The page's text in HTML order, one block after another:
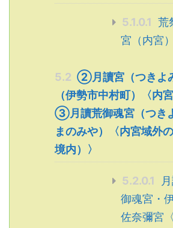
5.1.0.1
荒
宮（内宮
5.2 ②月讀宮（つきよ
（伊勢市中村町）〈内
③月讀荒御魂宮（つき
まのみや）〈内宮域外
境内）〉
5.2.0.1
御魂宮・
佐奈彌宮